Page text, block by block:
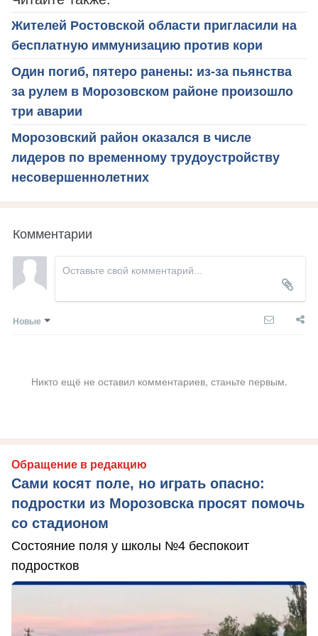
Жителей Ростовской области пригласили на
бесплатную иммунизацию против кори
Один погиб, пятеро ранены: из-за пьянства
за рулем в Морозовском районе произошло
три аварии
Морозовский район оказался в числе
лидеров по временному трудоустройству
несовершеннолетних
Комментарии
Новые
Никто ещё не оставил комментариев, станьте первым.
Обращение в редакцию
Сами косят поле, но играть опасно:
подростки из Морозовска просят помочь
со стадионом
Состояние поля у школы №4 беспокоит
подростков